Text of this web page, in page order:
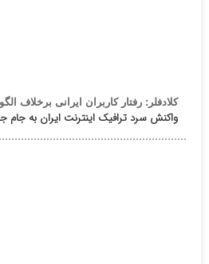
کلادفلر: رفتار کاربران ایرانی برخلاف
واکنش سرد ترافیک اینترنت ایران به جام جهانی